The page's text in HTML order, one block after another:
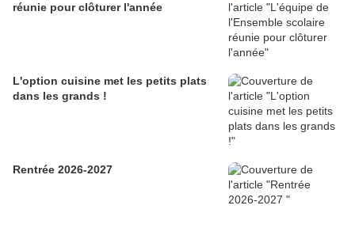
réunie pour clôturer l'année
L'option cuisine met les petits plats
dans les grands !
Rentrée 2026-2027